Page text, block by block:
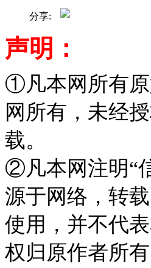
分享:
声明：
①凡本网所有原
网所有，未经
载。
②凡本网注明“
源于网络，转
使用，并不代
权归原作者所